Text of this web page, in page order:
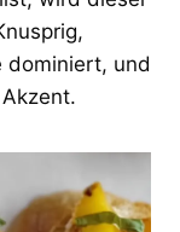
dominiert, und